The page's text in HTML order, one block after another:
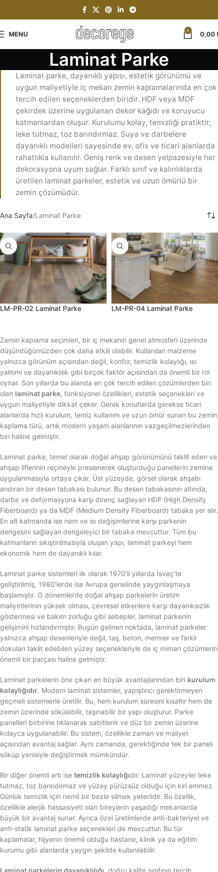
MENU 0 0,00
Laminat Parke
Laminat parke, dayanıklı yapısı, estetik görünümü ve
uygun maliyetiyle iç mekan zemin kaplamalarında en çok
tercih edilen seçeneklerden biridir. HDF veya MDF
çekirdek üzerine uygulanan dekor kağıdı ve koruyucu
katmanlardan oluşur. Kurulumu kolay, temizliği pratiktir;
leke tutmaz, toz barındırmaz. Suya ve darbelere
dayanıklı modelleri sayesinde ev, ofis ve ticari alanlarda
rahatlıkla kullanılır. Geniş renk ve desen yelpazesiyle her
dekorasyona uyum sağlar. Farklı sınıf ve kalınlıklarda
üretilen laminat parkeler, estetik ve uzun ömürlü bir
zemin çözümüdür.
Ana Sayfa Laminat Parke
LM-PR-02 Laminat Parke LM-PR-04 Laminat Parke
Zemin kaplama seçimleri, bir iç mekanın genel atmosferi üzerinde
düşündüğümüzden çok daha etkili olabilir. Kullanılan malzeme
yalnızca görünüm açısından değil, konfor, temizlik kolaylığı, ısı
yalıtımı ve dayanıklılık gibi birçok faktör açısından da önemli bir rol
oynar. Son yıllarda bu alanda en çok tercih edilen çözümlerden biri
olan laminat parke, fonksiyonel özellikleri, estetik seçenekleri ve
uygun maliyetiyle dikkat çeker. Gerek konutlarda gerekse ticari
alanlarda hızlı kurulum, temiz kullanım ve uzun ömür sunan bu zemin
kaplama türü, artık modern yaşam alanlarının vazgeçilmezlerinden
biri haline gelmiştir.
Laminat parke, temel olarak doğal ahşap görünümünü taklit eden ve
ahşap liflerinin reçineyle preslenerek oluşturduğu panellerin zemine
uygulanmasıyla ortaya çıkar. Üst yüzeyde, görsel olarak ahşabı
andıran bir desen tabakası bulunur. Bu desen tabakasının altında,
darbe ve deformasyona karşı direnç sağlayan HDF (High Density
Fiberboard) ya da MDF (Medium Density Fiberboard) tabaka yer alır.
En alt katmanda ise nem ve ısı değişimlerine karşı parkenin
dengesini sağlayan dengeleyici bir tabaka mevcuttur. Tüm bu
katmanların sıkıştırılmasıyla oluşan yapı, laminat parkeyi hem
ekonomik hem de dayanıklı kılar.
Laminat parke sistemleri ilk olarak 1970’li yıllarda İsveç’te
geliştirilmiş, 1980’lerde ise Avrupa genelinde yaygınlaşmaya
başlamıştır. O dönemlerde doğal ahşap parkelerin üretim
maliyetlerinin yüksek olması, çevresel etkenlere karşı dayanıksızlık
göstermesi ve bakım zorluğu gibi sebepler, laminat parkenin
gelişimini hızlandırmıştır. Bugün gelinen noktada, laminat parkeler
yalnızca ahşap desenleriyle değil, taş, beton, mermer ve farklı
dokuları taklit edebilen yüzey seçenekleriyle de iç mimari çözümlerin
önemli bir parçası haline gelmiştir.
Laminat parkelerin öne çıkan en büyük avantajlarından biri kurulum
kolaylığıdır. Modern laminat sistemler, yapıştırıcı gerektirmeyen
geçmeli sistemlerle üretilir. Bu, hem kurulum süresini kısaltır hem de
zemin üzerinde sökülebilir, taşınabilir bir yapı oluşturur. Parke
panelleri birbirine tıklanarak sabitlenir ve düz bir zemin üzerine
kolayca uygulanabilir. Bu sistem, özellikle zaman ve maliyet
açısından avantaj sağlar. Aynı zamanda, gerektiğinde tek bir paneli
söküp yenisiyle değiştirmek mümkündür.
Bir diğer önemli artı ise temizlik kolaylığıdır. Laminat yüzeyler leke
tutmaz, toz barındırmaz ve yüzey pürüzsüz olduğu için kiri emmez.
Günlük temizlik için nemli bir bezle silmek yeterlidir. Bu özellik,
özellikle alerjik hassasiyeti olan bireylerin yaşadığı mekanlarda
büyük bir avantaj sunar. Ayrıca özel üretimlerde anti-bakteriyel ve
anti-statik laminat parke seçenekleri de mevcuttur. Bu tür
kaplamalar, hijyenin önemli olduğu hastane, klinik ya da eğitim
kurumu gibi alanlarda yaygın şekilde kullanılabilir.
Laminat parkelerin dayanıklılığı , doğru kalite sınıfının tercih